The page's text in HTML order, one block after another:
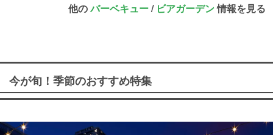
他のバーベキュー/ ビアガーデン情報を見る
今が旬！季節のおすすめ特集